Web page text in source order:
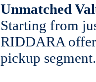
Unmatched
Starting from
RIDDARA
pickup segment.